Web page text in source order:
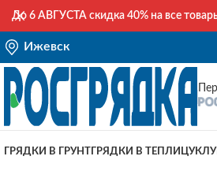
Ижевск
ГРЯДКИ В ГРУНТ ГРЯДКИ В ТЕПЛИЦУ
До 6 АВГУСТА скидка 40% на все